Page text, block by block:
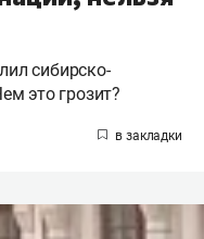
сибирско-
это грозит?